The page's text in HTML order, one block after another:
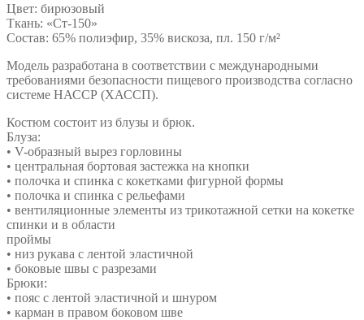
Цвет: бирюзовый
Ткань: «Ст-150»
Состав: 65% полиэфир, 35% вискоза, пл. 150 г/м²
Модель разработана в соответствии с международными
требованиями безопасности пищевого производства согласно
системе НАССР (ХАССП).
Костюм состоит из блузы и брюк.
Блуза:
• V-образный вырез горловины
• центральная бортовая застежка на кнопки
• полочка и спинка с кокетками фигурной формы
• полочка и спинка с рельефами
• вентиляционные элементы из трикотажной сетки на кокетке
спинки и в области
проймы
• низ рукава с лентой эластичной
• боковые швы с разрезами
Брюки:
• пояс с лентой эластичной и шнуром
• карман в правом боковом шве